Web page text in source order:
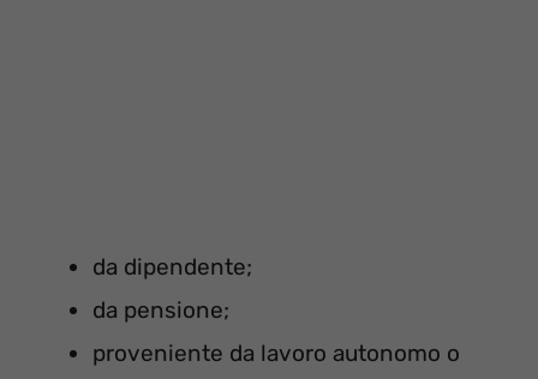
da dipendente;
da pensione;
proveniente da lavoro autonomo o